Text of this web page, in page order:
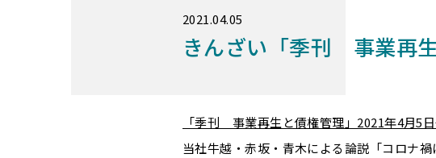
2021.04.05
きんざい「季刊 事業再
「季刊 事業再生と債権管理」2021年4月5日
当社牛越・赤坂・青木による論説「コロナ